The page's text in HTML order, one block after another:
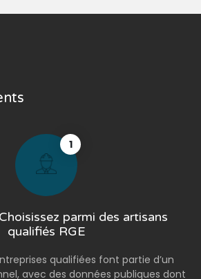
1
parmi des artisans
qualifiés RGE
qualifiées font partie d’un
avec des données publiques dont